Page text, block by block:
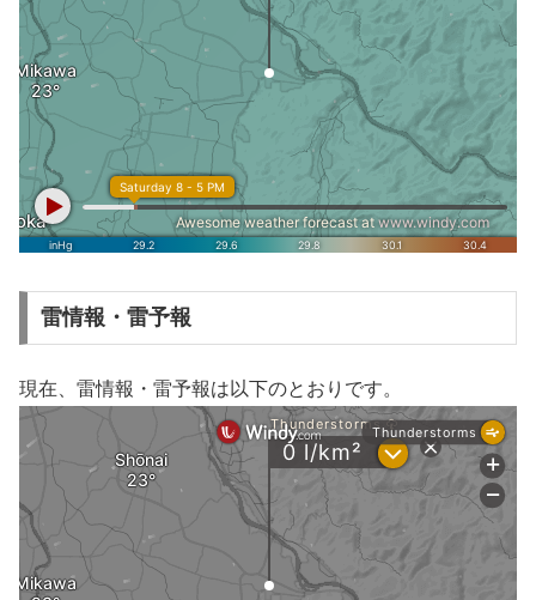
雷情報・雷予報
現在、雷情報・雷予報は以下のとおりです。